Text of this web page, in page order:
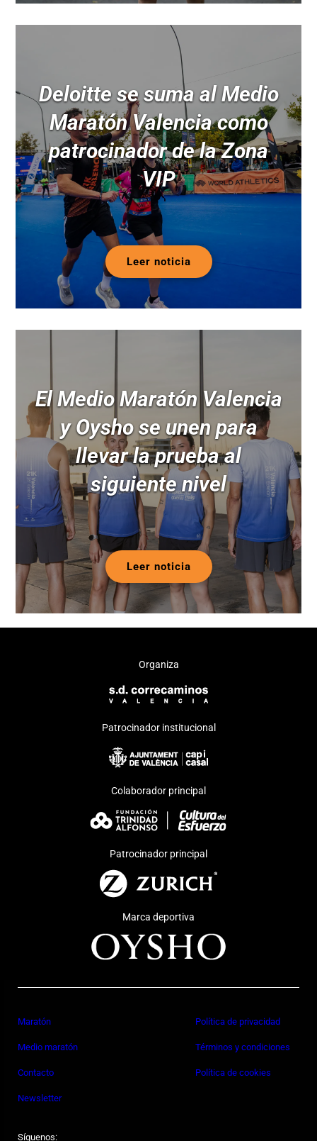
Deloitte se suma al Medio
Maratón Valencia como
patrocinador de la Zona
VIP
Leer noticia
El Medio Maratón Valencia
y Oysho se unen para
llevar la prueba al
siguiente nivel
Leer noticia
Organiza
Patrocinador institucional
Colaborador principal
Patrocinador principal
Marca deportiva
Maratón
Medio maratón
Contacto
Newsletter
Política de privacidad
Términos y condiciones
Política de cookies
Síguenos: